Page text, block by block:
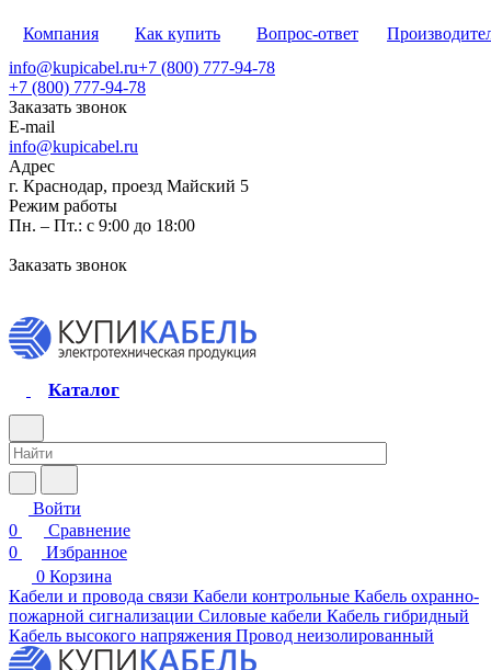
Компания Как купить Вопрос-ответ
info@kupicabel.ru+7 (800) 777-94-78
+7 (800) 777-94-78
Заказать звонок
E-mail
info@kupicabel.ru
Адрес
г. Краснодар, проезд Майский 5
Режим работы
Пн. – Пт.: с 9:00 до 18:00
Заказать звонок
Каталог
Войти
0
Сравнение
0
Избранное
0 Корзина
Кабели и провода связи Кабели контрольные Кабель охранно-
пожарной сигнализации Силовые кабели Кабель гибридный
Кабель высокого напряжения Провод неизолированный